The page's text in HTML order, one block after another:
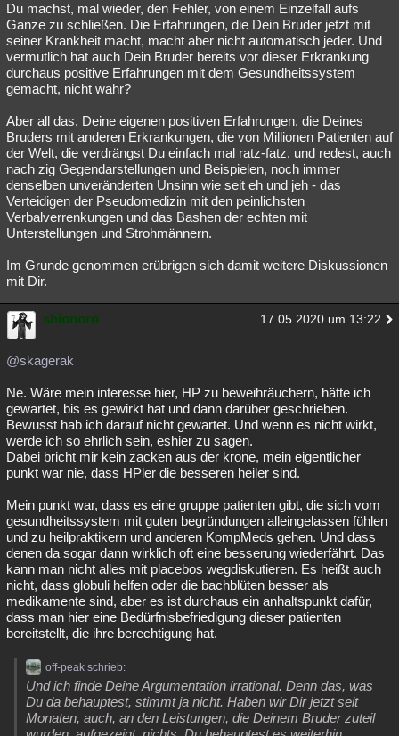
Du machst, mal wieder, den Fehler, von einem Einzelfall aufs
Ganze zu schließen. Die Erfahrungen, die Dein Bruder jetzt mit
seiner Krankheit macht, macht aber nicht automatisch jeder. Und
vermutlich hat auch Dein Bruder bereits vor dieser Erkrankung
durchaus positive Erfahrungen mit dem Gesundheitssystem
gemacht, nicht wahr?
Aber all das, Deine eigenen positiven Erfahrungen, die Deines
Bruders mit anderen Erkrankungen, die von Millionen Patienten auf
der Welt, die verdrängst Du einfach mal ratz-fatz, und redest, auch
nach zig Gegendarstellungen und Beispielen, noch immer
denselben unveränderten Unsinn wie seit eh und jeh - das
Verteidigen der Pseudomedizin mit den peinlichsten
Verbalverrenkungen und das Bashen der echten mit
Unterstellungen und Strohmännern.
Im Grunde genommen erübrigen sich damit weitere Diskussionen
mit Dir.
shionoro 17.05.2020 um 13:22
@skagerak
Ne. Wäre mein interesse hier, HP zu beweihräuchern, hätte ich
gewartet, bis es gewirkt hat und dann darüber geschrieben.
Bewusst hab ich darauf nicht gewartet. Und wenn es nicht wirkt,
werde ich so ehrlich sein, eshier zu sagen.
Dabei bricht mir kein zacken aus der krone, mein eigentlicher
punkt war nie, dass HPler die besseren heiler sind.
Mein punkt war, dass es eine gruppe patienten gibt, die sich vom
gesundheitssystem mit guten begründungen alleingelassen fühlen
und zu heilpraktikern und anderen KompMeds gehen. Und dass
denen da sogar dann wirklich oft eine besserung wiederfährt. Das
kann man nicht alles mit placebos wegdiskutieren. Es heißt auch
nicht, dass globuli helfen oder die bachblüten besser als
medikamente sind, aber es ist durchaus ein anhaltspunkt dafür,
dass man hier eine Bedürfnisbefriedigung dieser patienten
bereitstellt, die ihre berechtigung hat.
off-peak schrieb:
Und ich finde Deine Argumentation irrational. Denn das, was
Du da behauptest, stimmt ja nicht. Haben wir Dir jetzt seit
Monaten, auch, an den Leistungen, die Deinem Bruder zuteil